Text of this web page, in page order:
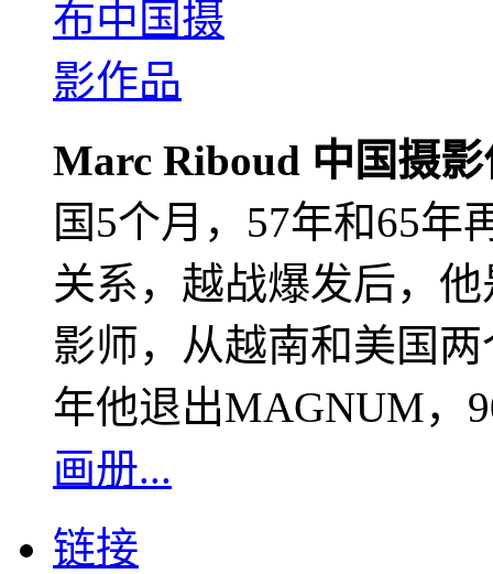
Marc Riboud 中国摄
国5个月，57年和65年
关系，越战爆发后，
影师，从越南和美国
年他退出MAGNUM，
画册...
链接